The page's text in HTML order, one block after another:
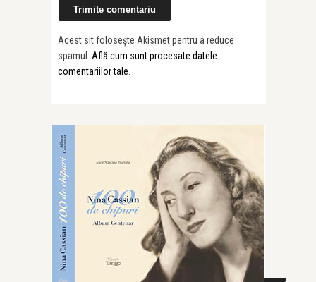
Acest sit folosește Akismet pentru a reduce
spamul. Află cum sunt procesate datele
comentariilor tale